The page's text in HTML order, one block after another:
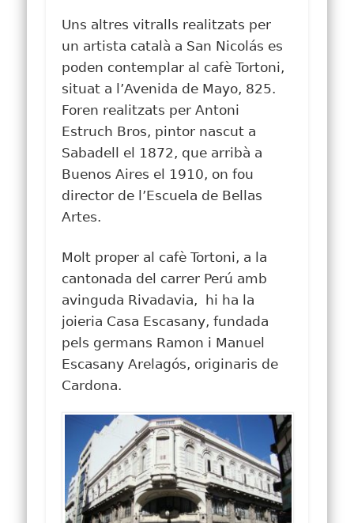
Uns altres vitralls realitzats per
un artista català a San Nicolás es
poden contemplar al cafè Tortoni,
situat a l’Avenida de Mayo, 825.
Foren realitzats per Antoni
Estruch Bros, pintor nascut a
Sabadell el 1872, que arribà a
Buenos Aires el 1910, on fou
director de l’Escuela de Bellas
Artes.
Molt proper al cafè Tortoni, a la
cantonada del carrer Perú amb
avinguda Rivadavia, hi ha la
joieria Casa Escasany, fundada
pels germans Ramon i Manuel
Escasany Arelagós, originaris de
Cardona.